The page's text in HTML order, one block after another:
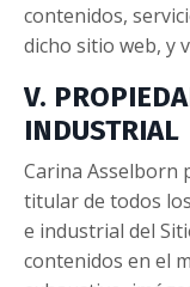
contenidos,
dicho sitio web, y
V.
INDUSTRIAL
Carina Asselborn
titular de todos
e industrial del
contenidos en el